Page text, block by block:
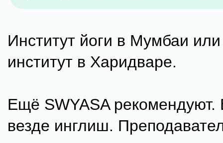
Институт йоги в Мумбаи
институт в Харидваре.
Ещё SWYASA рекомендуют.
везде инглиш.